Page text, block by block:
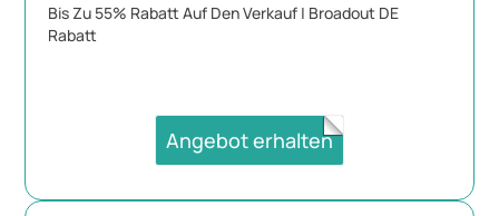
Bis Zu 55% Rabatt Auf Den Verkauf | Broadout DE
Rabatt
Angebot erhalten